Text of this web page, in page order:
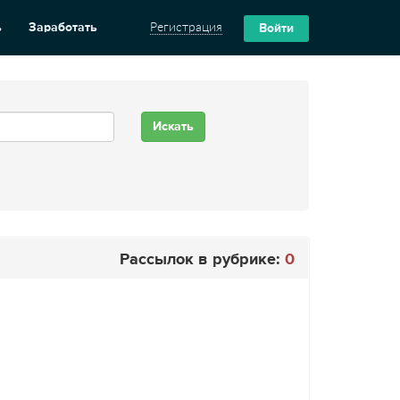
Заработать Регистрация Войти
Рассылок в рубрике: 0